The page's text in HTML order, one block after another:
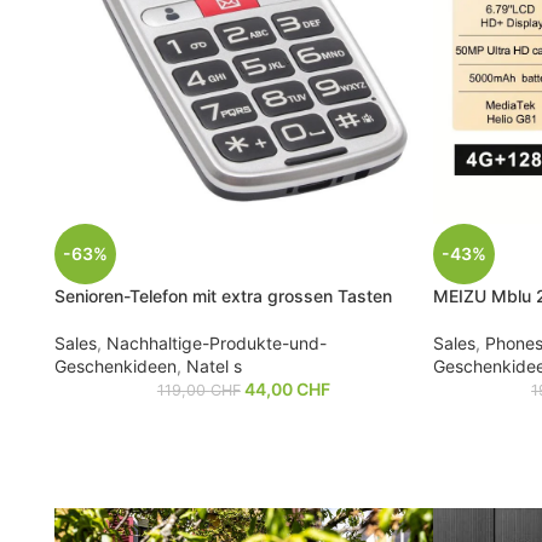
-63%
Senioren-Telefon mit extra grossen Tasten
Sales, Nachhaltige-Produkte-und-
Geschenkideen, Natel s
119,00CHF 44,00CHF
-43%
MEIZU Mblu
Sales, Phones